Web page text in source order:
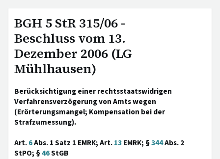
BGH 5 StR 315/06 -
Beschluss vom 13.
Dezember 2006 (LG
Mühlhausen)
Berücksichtigung einer rechtsstaatswidrigen
Verfahrensverzögerung von Amts wegen
(Erörterungsmangel; Kompensation bei der
Strafzumessung).
Art.6Abs. 1 Satz 1 EMRK; Art.13EMRK; §344Abs. 2
StPO; §46StGB